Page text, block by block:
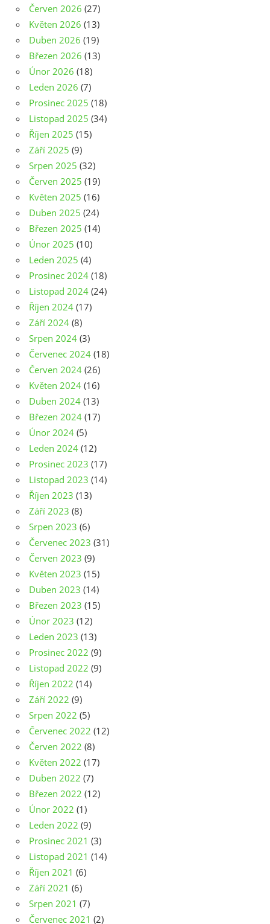
Červen 2026 (27)
Květen 2026 (13)
Duben 2026 (19)
Březen 2026 (13)
Únor 2026 (18)
Leden 2026 (7)
Prosinec 2025 (18)
Listopad 2025 (34)
Říjen 2025 (15)
Září 2025 (9)
Srpen 2025 (32)
Červen 2025 (19)
Květen 2025 (16)
Duben 2025 (24)
Březen 2025 (14)
Únor 2025 (10)
Leden 2025 (4)
Prosinec 2024 (18)
Listopad 2024 (24)
Říjen 2024 (17)
Září 2024 (8)
Srpen 2024 (3)
Červenec 2024 (18)
Červen 2024 (26)
Květen 2024 (16)
Duben 2024 (13)
Březen 2024 (17)
Únor 2024 (5)
Leden 2024 (12)
Prosinec 2023 (17)
Listopad 2023 (14)
Říjen 2023 (13)
Září 2023 (8)
Srpen 2023 (6)
Červenec 2023 (31)
Červen 2023 (9)
Květen 2023 (15)
Duben 2023 (14)
Březen 2023 (15)
Únor 2023 (12)
Leden 2023 (13)
Prosinec 2022 (9)
Listopad 2022 (9)
Říjen 2022 (14)
Září 2022 (9)
Srpen 2022 (5)
Červenec 2022 (12)
Červen 2022 (8)
Květen 2022 (17)
Duben 2022 (7)
Březen 2022 (12)
Únor 2022 (1)
Leden 2022 (9)
Prosinec 2021 (3)
Listopad 2021 (14)
Říjen 2021 (6)
Září 2021 (6)
Srpen 2021 (7)
Červenec 2021 (2)